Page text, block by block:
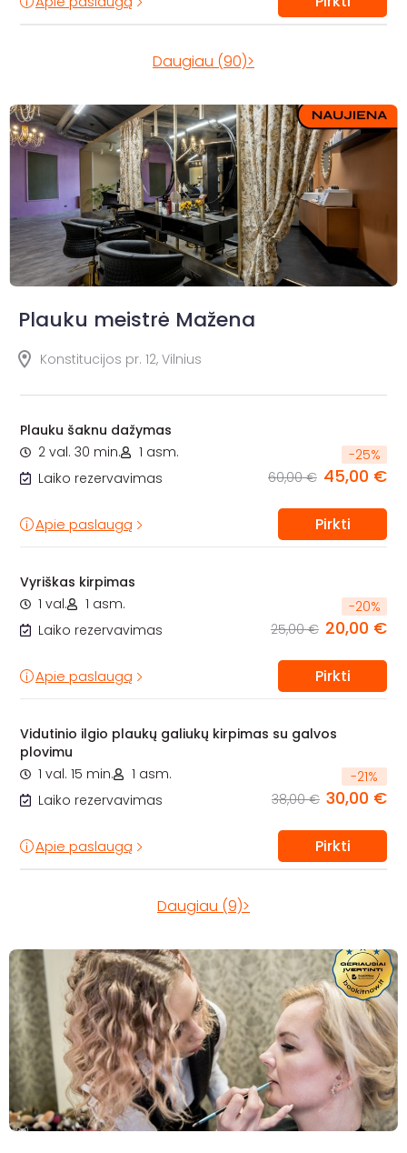
Daugiau (90)>
Plauku meistrė Mažena
Konstitucijos pr. 12, Vilnius
Plauku šaknu dažymas
2 val. 30 min.
1 asm.
Laiko rezervavimas
-25%
60,00 € 45,00 €
Apie paslaugą Pirkti
Vyriškas kirpimas
1 val.
1 asm.
Laiko rezervavimas
-20%
25,00 € 20,00 €
Apie paslaugą Pirkti
Vidutinio ilgio plaukų galiukų kirpimas su galvos
plovimu
1 val. 15 min.
1 asm.
Laiko rezervavimas
-21%
38,00 € 30,00 €
Apie paslaugą Pirkti
Daugiau (9)>